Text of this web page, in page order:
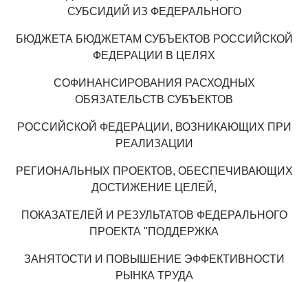
СУБСИДИЙ ИЗ ФЕДЕРАЛЬНОГО
БЮДЖЕТА БЮДЖЕТАМ СУБЪЕКТОВ РОССИЙСКОЙ
ФЕДЕРАЦИИ В ЦЕЛЯХ
СОФИНАНСИРОВАНИЯ РАСХОДНЫХ
ОБЯЗАТЕЛЬСТВ СУБЪЕКТОВ
РОССИЙСКОЙ ФЕДЕРАЦИИ, ВОЗНИКАЮЩИХ ПРИ
РЕАЛИЗАЦИИ
РЕГИОНАЛЬНЫХ ПРОЕКТОВ, ОБЕСПЕЧИВАЮЩИХ
ДОСТИЖЕНИЕ ЦЕЛЕЙ,
ПОКАЗАТЕЛЕЙ И РЕЗУЛЬТАТОВ ФЕДЕРАЛЬНОГО
ПРОЕКТА "ПОДДЕРЖКА
ЗАНЯТОСТИ И ПОВЫШЕНИЕ ЭФФЕКТИВНОСТИ
РЫНКА ТРУДА